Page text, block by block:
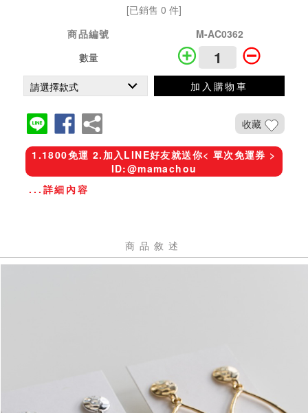
[已銷售 0 件]
商品編號
M-AC0362
數量
加入購物車
收藏
1.1800免運 2.加入LINE好友就送你< 單次免運券 >
ID:@mamachou
...詳細內容
商品敘述